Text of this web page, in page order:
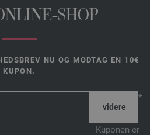
SHOP
NU OG MODTAG EN 10€
KUPON.
*
Kuponen er